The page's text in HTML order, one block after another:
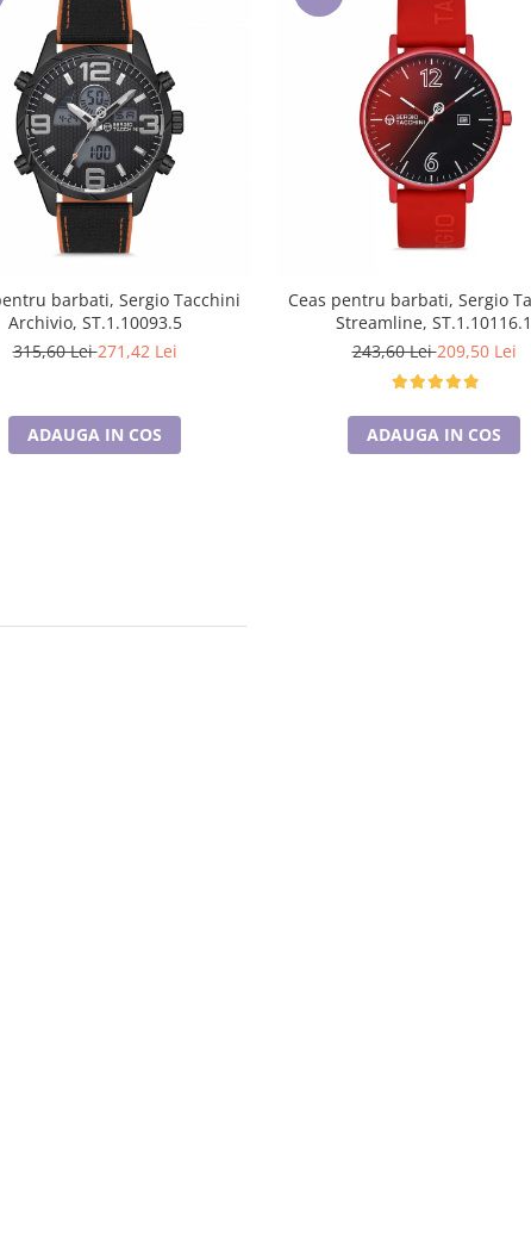
barbati, Sergio Tacchini
Archivio, ST.1.10093.5
315,60 Lei271,42 Lei
ADAUGA IN COS
Ceas pentru barbati, Sergio
Streamline, ST.1.10116.1
243,60 Lei209,50 Lei
ADAUGA IN COS